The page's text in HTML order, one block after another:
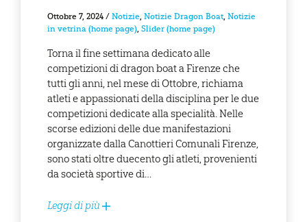
Ottobre 7, 2024 / Notizie Notizie Dragon Boat Notizie
in vetrina (home page) Slider (home page)
Torna il fine settimana dedicato alle
competizioni di dragon boat a Firenze che
tutti gli anni, nel mese di Ottobre, richiama
atleti e appassionati della disciplina per le due
competizioni dedicate alla specialità. Nelle
scorse edizioni delle due manifestazioni
organizzate dalla Canottieri Comunali Firenze,
sono stati oltre duecento gli atleti, provenienti
da società sportive di…
Leggi di più